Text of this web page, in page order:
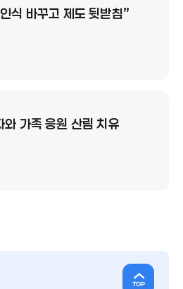
식 바꾸고 제도 뒷받침”
가족 응원 산림 치유